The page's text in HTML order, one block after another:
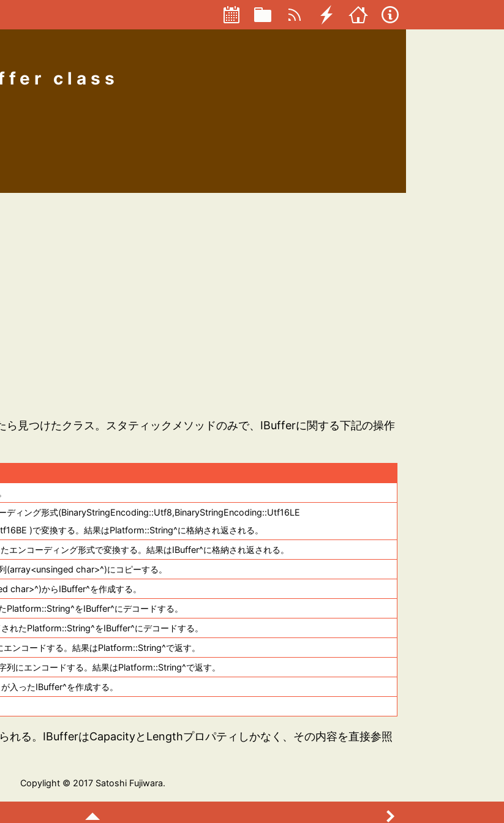
class
ら見つけたクラス。スタティックメソッドのみで、IBufferに関する下記の操作
ディング形式(BinaryStringEncoding::Utf8,BinaryStringEncoding::Utf16LE
)で変換する。結果はPlatform::String^に格納され返される。
エンコーディング形式で変換する。結果はIBuffer^に格納され返される。
(array<unsinged char>^)にコピーする。
char>^)からIBuffer^を作成する。
Platform::String^をIBuffer^にデコードする。
れたPlatform::String^をIBuffer^にデコードする。
ンコードする。結果はPlatform::String^で返す。
列にエンコードする。結果はPlatform::String^で返す。
入ったIBuffer^を作成する。
れる。IBufferはCapacityとLengthプロパティしかなく、その内容を直接参照
Copylight © 2017 Satoshi Fujiwara.